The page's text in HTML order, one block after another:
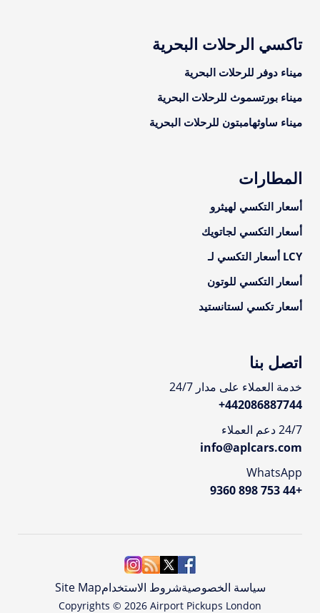
تاكسي الرحلات البحرية
ميناء دوفر للرحلات البحرية
ميناء بورتسموث للرحلات البحرية
ميناء ساوثهامبتون للرحلات البحرية
المطارات
أسعار التكسي لهيثرو
أسعار التكسي لجاتويك
LCY أسعار التكسي لـ
أسعار التكسي للوتون
أسعار تكسي لستانستيد
اتصل بنا
خدمة العملاء على مدار 24/7
+442086887744
24/7 دعم العملاء
info@aplcars.com
WhatsApp
+44 753 898 9360
Copyrights © 2026 Airport Pickups London
سياسة الخصوصيةشروط الاستخدامSite Map